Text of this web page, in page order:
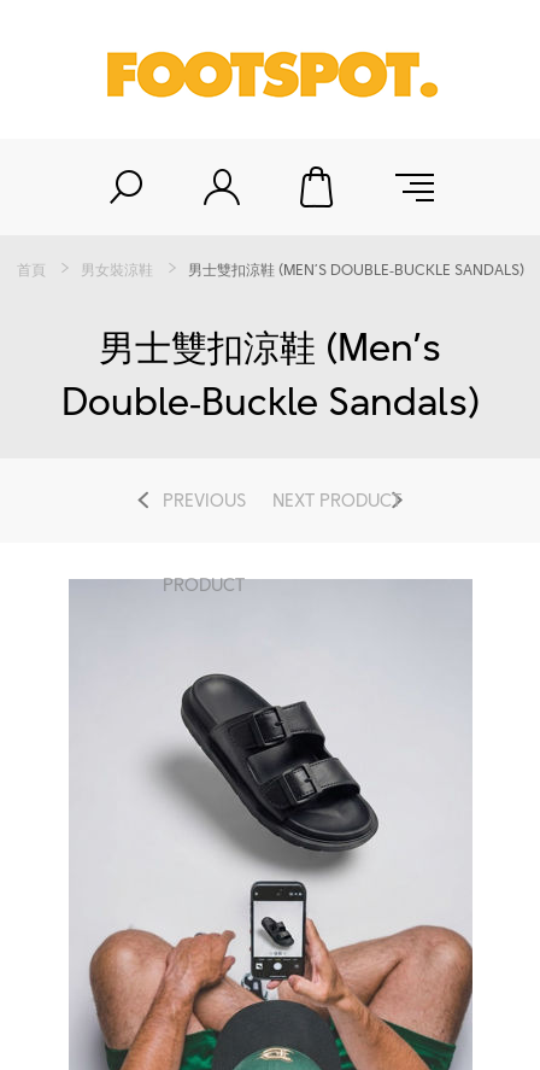
首頁 男女裝涼鞋 男士雙扣涼鞋 (MEN’S DOUBLE‑BUCKLE SANDALS)
男士雙扣涼鞋 (Men’s
Double‑Buckle Sandals)
PREVIOUS
PRODUCT
NEXT PRODUCT